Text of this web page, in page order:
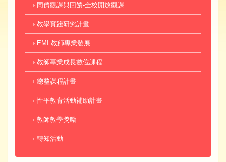
同儕觀課與回饋-全校開放觀課
教學實踐研究計畫
EMI 教師專業發展
教師專業成長數位課程
總整課程計畫
性平教育活動補助計畫
教師教學獎勵
轉知活動